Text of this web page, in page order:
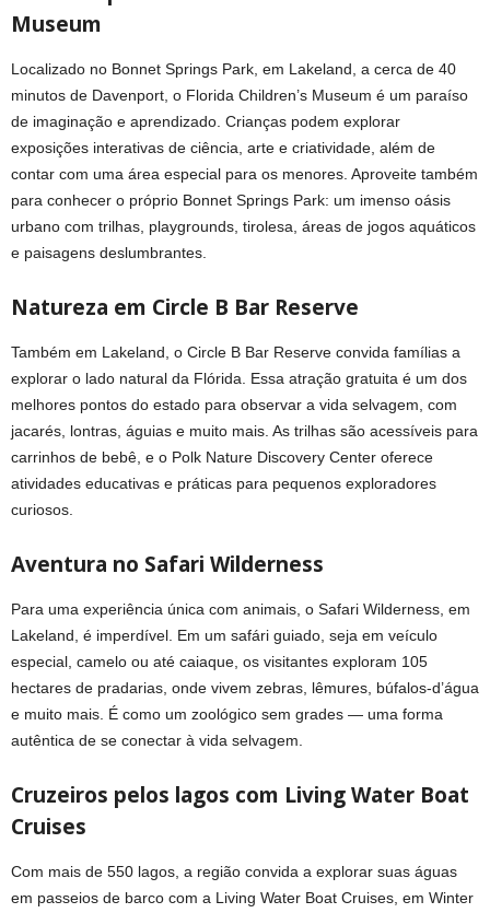
Museum
Localizado no Bonnet Springs Park, em Lakeland, a cerca de 40
minutos de Davenport, o Florida Children’s Museum é um paraíso
de imaginação e aprendizado. Crianças podem explorar
exposições interativas de ciência, arte e criatividade, além de
contar com uma área especial para os menores. Aproveite também
para conhecer o próprio Bonnet Springs Park: um imenso oásis
urbano com trilhas, playgrounds, tirolesa, áreas de jogos aquáticos
e paisagens deslumbrantes.
Natureza em Circle B Bar Reserve
Também em Lakeland, o Circle B Bar Reserve convida famílias a
explorar o lado natural da Flórida. Essa atração gratuita é um dos
melhores pontos do estado para observar a vida selvagem, com
jacarés, lontras, águias e muito mais. As trilhas são acessíveis para
carrinhos de bebê, e o Polk Nature Discovery Center oferece
atividades educativas e práticas para pequenos exploradores
curiosos.
Aventura no Safari Wilderness
Para uma experiência única com animais, o Safari Wilderness, em
Lakeland, é imperdível. Em um safári guiado, seja em veículo
especial, camelo ou até caiaque, os visitantes exploram 105
hectares de pradarias, onde vivem zebras, lêmures, búfalos-d’água
e muito mais. É como um zoológico sem grades — uma forma
autêntica de se conectar à vida selvagem.
Cruzeiros pelos lagos com Living Water Boat
Cruises
Com mais de 550 lagos, a região convida a explorar suas águas
em passeios de barco com a Living Water Boat Cruises, em Winter